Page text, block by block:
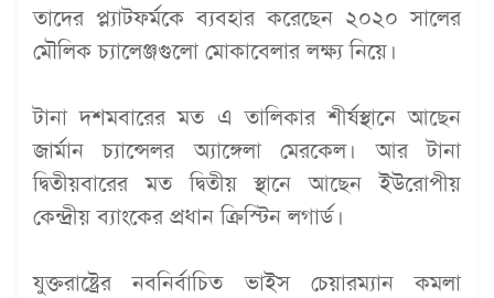
তাদের প্ল্যাটফর্মকে ব্যবহার করেছেন ২০২০ সালের
মৌলিক চ্যালেঞ্জগুলো মোকাবেলার লক্ষ্য নিয়ে।
টানা দশমবারের মত এ তালিকার শীর্ষস্থানে আছেন
জার্মান চ্যান্সেলর অ্যাঙ্গেলা মেরকেল। আর টানা
দ্বিতীয়বারের মত দ্বিতীয় স্থানে আছেন ইউরোপীয়
কেন্দ্রীয় ব্যাংকের প্রধান ক্রিস্টিন লগার্ড।
যুক্তরাষ্ট্রের নবনির্বাচিত ভাইস চেয়ারম্যান কমলা